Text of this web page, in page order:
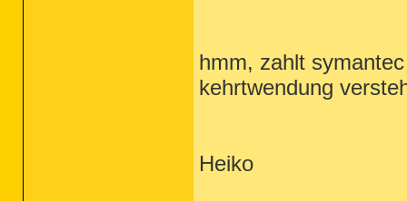
hmm, zahlt
kehrtwendung
Heiko